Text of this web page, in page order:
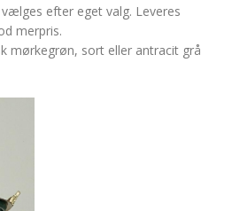
efter eget valg. Leveres
merpris.
mørkegrøn, sort eller antracit grå